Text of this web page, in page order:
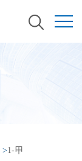
>1-甲